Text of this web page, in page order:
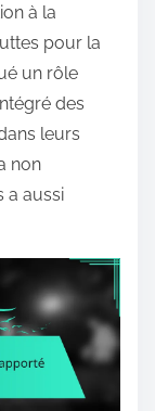
à la
pour la
un rôle
des
leurs
non
a aussi